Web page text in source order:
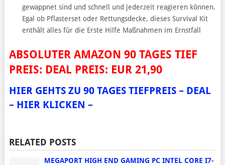
gewappnet sind und schnell und jederzeit reagieren können.
Egal ob Pflasterset oder Rettungsdecke, dieses Survival Kit
enthält alles für die Erste Hilfe Maßnahmen im Ernstfall
ABSOLUTER AMAZON 90 TAGES TIEF
PREIS: DEAL PREIS: EUR 21,90
HIER GEHTS ZU 90 TAGES TIEFPREIS – DEAL
– HIER KLICKEN –
RELATED POSTS
MEGAPORT HIGH END GAMING PC INTEL CORE I7-